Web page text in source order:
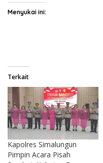
Menyukai ini:
Terkait
Kapolres Simalungun
Pimpin Acara Pisah